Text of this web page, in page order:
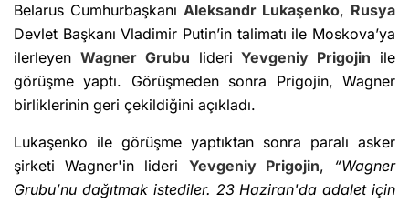
Belarus Cumhurbaşkanı Aleksandr Lukaşenko, Rusya
Devlet Başkanı Vladimir Putin’in talimatı ile Moskova’ya
ilerleyen Wagner Grubu lideriYevgeniy Prigojin ile
görüşme yaptı. Görüşmeden sonra Prigojin, Wagner
birliklerinin geri çekildiğini açıkladı.
Lukaşenko ile görüşme yaptıktan sonra paralı asker
şirketi Wagner'in lideri Yevgeniy Prigojin, “Wagner
Grubu’nu dağıtmak istediler. 23 Haziran'da adalet için